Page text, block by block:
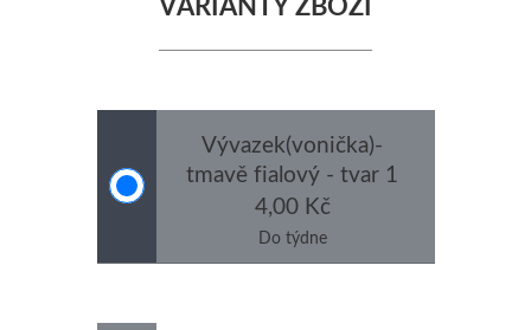
Vývazek(vonička)-
tmavě fialový - tvar 1
4,00 Kč
Do týdne